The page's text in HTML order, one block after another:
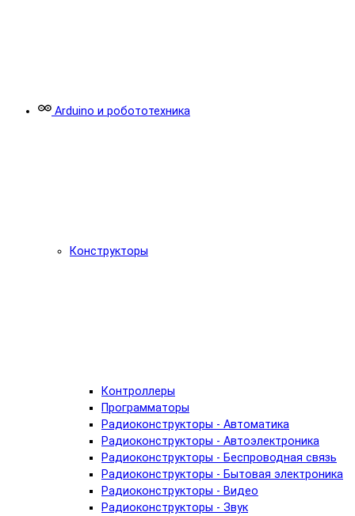
Arduino и робототехника
Конструкторы
Контроллеры
Программаторы
Радиоконструкторы - Автоматика
Радиоконструкторы - Автоэлектроника
Радиоконструкторы - Беспроводная связь
Радиоконструкторы - Бытовая электроника
Радиоконструкторы - Видео
Радиоконструкторы - Звук